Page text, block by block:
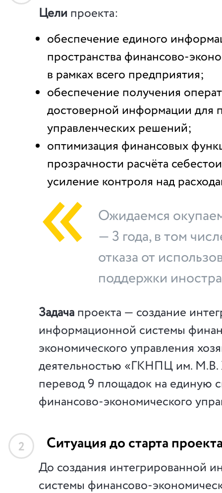
Цели проекта:
обеспечение единого
пространства финансово-
в рамках всего предприятия;
обеспечение получения
достоверной информации для
управленческих решений;
оптимизация финансовых
прозрачности расчёта
усиление контроля над
Ожидаемся
— 3 года, в том
отказа от
поддержки
Задачапроекта — создание
информационной системы
экономического управления
деятельностью «ГКНПЦ им. М.В.
перевод 9 площадок на единую
финансово-экономического
2 Ситуация до старта
До создания интегрированной
системы финансово-